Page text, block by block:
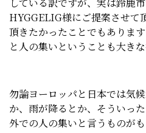
HYGGELIG様にご提案させて
頂きたかったことでもありま
と人の集いということも大きな
勿論ヨーロッパと日本では気
か、雨が降るとか、そういっ
外での人の集いと言うものが